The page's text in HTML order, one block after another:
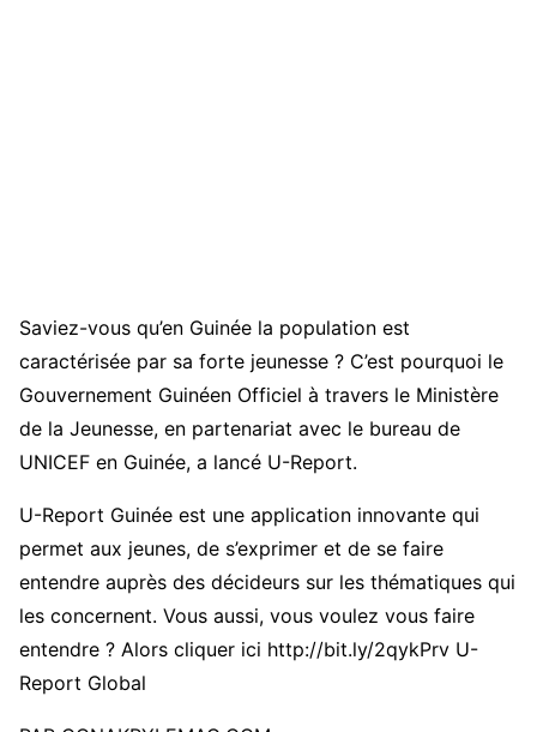
Saviez-vous qu’en Guinée la population est
caractérisée par sa forte jeunesse ? C’est pourquoi le
Gouvernement Guinéen Officiel à travers le Ministère
de la Jeunesse, en partenariat avec le bureau de
UNICEF en Guinée, a lancé U-Report.
U-Report Guinée est une application innovante qui
permet aux jeunes, de s’exprimer et de se faire
entendre auprès des décideurs sur les thématiques qui
les concernent. Vous aussi, vous voulez vous faire
entendre ? Alors cliquer ici http://bit.ly/2qykPrv U-
Report Global